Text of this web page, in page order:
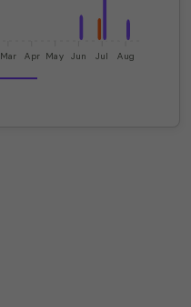
Mar Apr May Jun Jul Aug